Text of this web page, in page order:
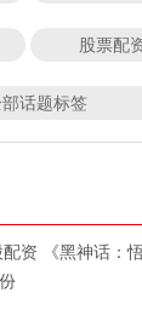
股票配
话题标签
资 《黑神话：